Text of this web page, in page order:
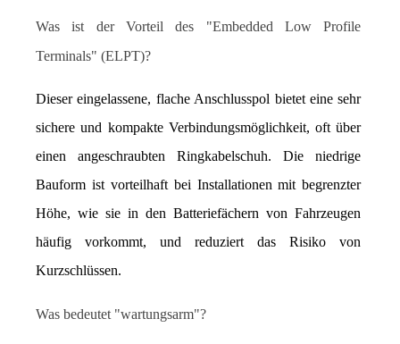
Was ist der Vorteil des "Embedded Low Profile
Terminals" (ELPT)?
Dieser eingelassene, flache Anschlusspol bietet eine sehr
sichere und kompakte Verbindungsmöglichkeit, oft über
einen angeschraubten Ringkabelschuh. Die niedrige
Bauform ist vorteilhaft bei Installationen mit begrenzter
Höhe, wie sie in den Batteriefächern von Fahrzeugen
häufig vorkommt, und reduziert das Risiko von
Kurzschlüssen.
Was bedeutet "wartungsarm"?